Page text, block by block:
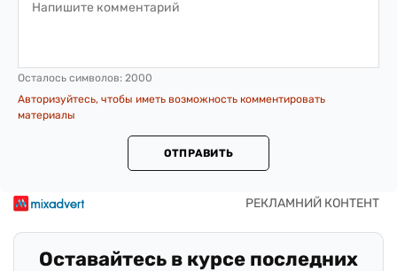
Осталось символов: 2000
Авторизуйтесь, чтобы иметь возможность комментировать
материалы
ОТПРАВИТЬ
Оставайтесь в курсе последних